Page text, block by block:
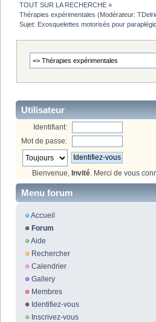
TOUT SUR LA RECHERCHE »
Thérapies expérimentales (Modérateur:
Sujet: Exosquelettes motorisés pour
Utilisateur
Identifiant:
Mot de passe:
Bienvenue, Invité. Merci de vous
Menu forum
Accueil
Forum
Aide
Rechercher
Calendrier
Gallery
Membres
Identifiez-vous
Inscrivez-vous